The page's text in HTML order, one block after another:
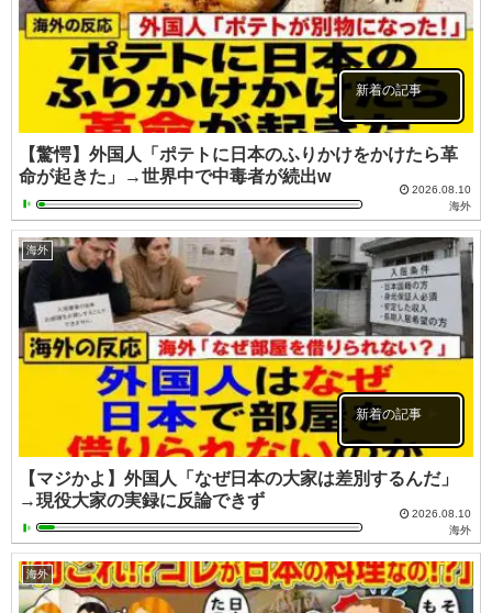
新着の記事
【驚愕】外国人「ポテトに日本のふりかけをかけたら革
命が起きた」→世界中で中毒者が続出w
2026.08.10
海外
海外
新着の記事
【マジかよ】外国人「なぜ日本の大家は差別するんだ」
→現役大家の実録に反論できず
2026.08.10
海外
海外